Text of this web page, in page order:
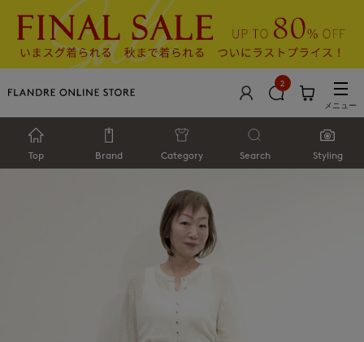
2
メニュー
Top Brand Category Search Styling